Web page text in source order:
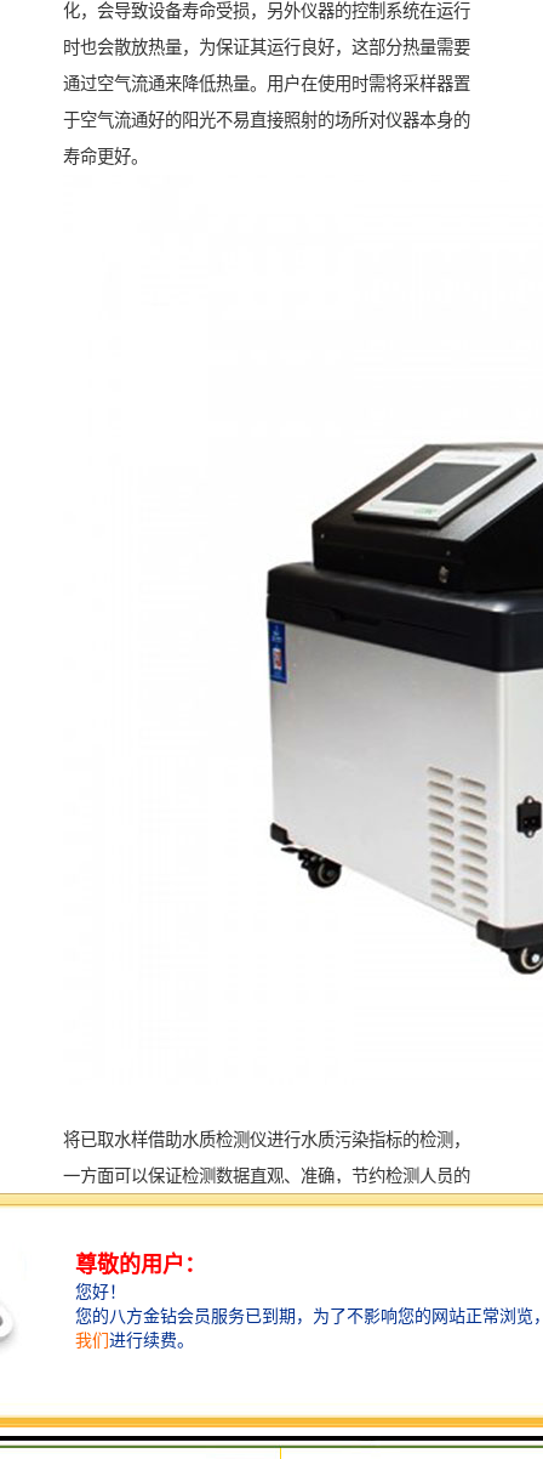
化，会导致设备寿命受损，另外仪器的控制系统在运行
时也会散放热量，为保证其运行良好，这部分热量需要
通过空气流通来降低热量。用户在使用时需将采样器置
于空气流通好的阳光不易直接照射的场所对仪器本身的
寿命更好。
将已取水样借助水质检测仪进行水质污染指标的检测，
一方面可以保证检测数据直观、准确，节约检测人员的
取样、化验时间，且可以通过仪器的储存功能及时对检
测数据进行储存，保证了水质检测的效率。另一方面，
仪器的稳定性可以确保测量数据的准确性，且在检测前
不需要繁琐的准备，不同于传统人工检测时所需的繁杂